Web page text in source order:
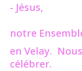
-
3
notre
en Velay.
célébrer.